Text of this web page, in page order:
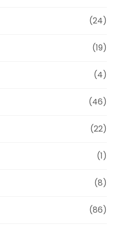
(24)
(19)
(4)
(46)
(22)
(1)
(8)
(86)